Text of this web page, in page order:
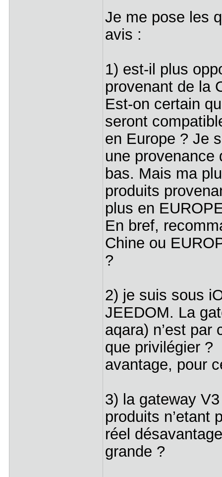
Je me pose les
avis :
1) est-il plus
provenant de la
Est-on certain
seront
en Europe ? Je
une provenance
bas. Mais ma
produits
plus en
En bref,
Chine ou
?
2) je suis sous
JEEDOM. La
aqara) n’est
que privilégier ?
avantage, pour
3) la gateway
produits n’etant
réel
grande ?